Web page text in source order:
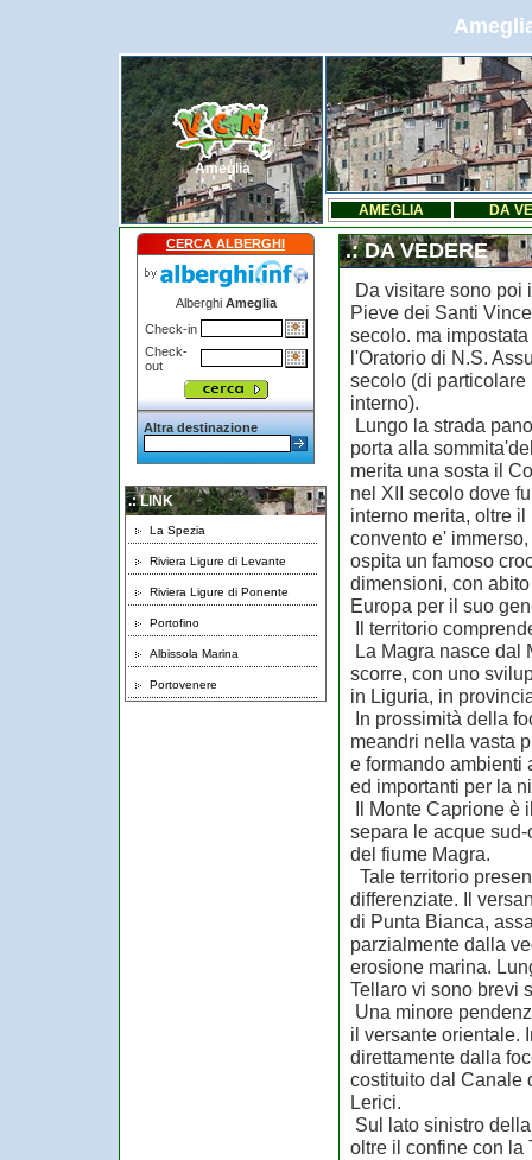
Ameglia
AMEGLIA DA
CERCA ALBERGHI
Alberghi Ameglia
Check-in
Check-
out
Altra destinazione
.: LINK
La Spezia
Riviera Ligure di Levante
Riviera Ligure di Ponente
Portofino
Albissola Marina
Portovenere
.: DA VEDERE
Da visitare sono poi
Pieve dei Santi
secolo. ma
l'Oratorio di N.S.
secolo (di
interno).
Lungo la strada
porta alla
merita una sosta il
nel XII secolo dove
interno merita, oltre
convento e'
ospita un famoso
dimensioni, con
Europa per il suo
Il territorio
La Magra nasce dal
scorre, con uno
in Liguria, in
In prossimità della
meandri nella vasta
e formando ambienti
ed importanti per la
Il Monte Caprione è
separa le acque
del fiume Magra.
Tale territorio
differenziate. Il
di Punta Bianca,
parzialmente dalla
erosione marina.
Tellaro vi sono brevi
Una minore
il versante orientale.
direttamente dalla
costituito dal Canale
Lerici.
Sul lato sinistro
oltre il confine con la